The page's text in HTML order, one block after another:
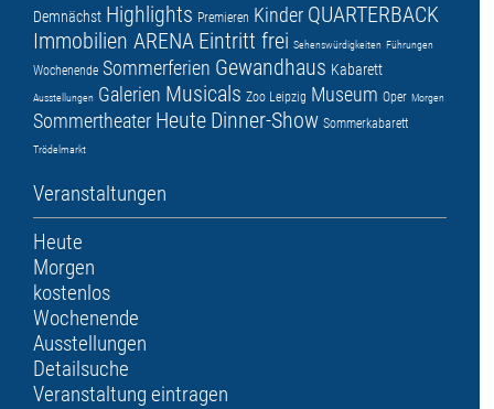
Demnächst Highlights Premieren Kinder QUARTERBACK
Immobilien ARENA Eintritt frei Sehenswürdigkeiten Führungen
Wochenende Sommerferien Gewandhaus Kabarett
Ausstellungen Galerien Musicals Zoo Leipzig Museum Oper Morgen
Sommertheater Heute Dinner-Show Sommerkabarett
Trödelmarkt
Veranstaltungen
Heute
Morgen
kostenlos
Wochenende
Ausstellungen
Detailsuche
Veranstaltung eintragen